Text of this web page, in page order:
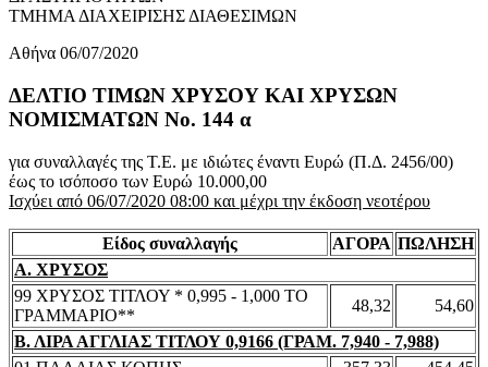
ΤΜΗΜΑ ΔΙΑΧΕΙΡΙΣΗΣ ΔΙΑΘΕΣΙΜΩΝ
Αθήνα 06/07/2020
ΔΕΛΤΙΟ ΤΙΜΩΝ ΧΡΥΣΟΥ ΚΑΙ ΧΡΥΣΩΝ
ΝΟΜΙΣΜΑΤΩΝ No. 144 α
για συναλλαγές της Τ.Ε. με ιδιώτες έναντι Ευρώ (Π.Δ. 2456/00)
έως το ισόποσο των Ευρώ 10.000,00
Ισχύει από 06/07/2020 08:00 και μέχρι την έκδοση νεοτέρου
Είδος συναλλαγής ΑΓΟΡΑ ΠΩΛΗΣΗ
Α. ΧΡΥΣΟΣ
99 ΧΡΥΣΟΣ ΤΙΤΛΟΥ * 0,995 - 1,000 ΤΟ
ΓΡΑΜΜΑΡΙΟ**
48,32
54,60
Β. ΛΙΡΑ ΑΓΓΛΙΑΣ ΤΙΤΛΟΥ 0,9166 (ΓΡΑΜ. 7,940 - 7,988)